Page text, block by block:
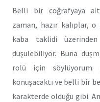
Belli bir coğrafyaya ait
zaman, hazır kalıplar,
kaba taklidi
düşülebiliyor. Buna
rolü için söylüyorum.
konuşacaktı ve belli bir
karakterde olduğu gibi.